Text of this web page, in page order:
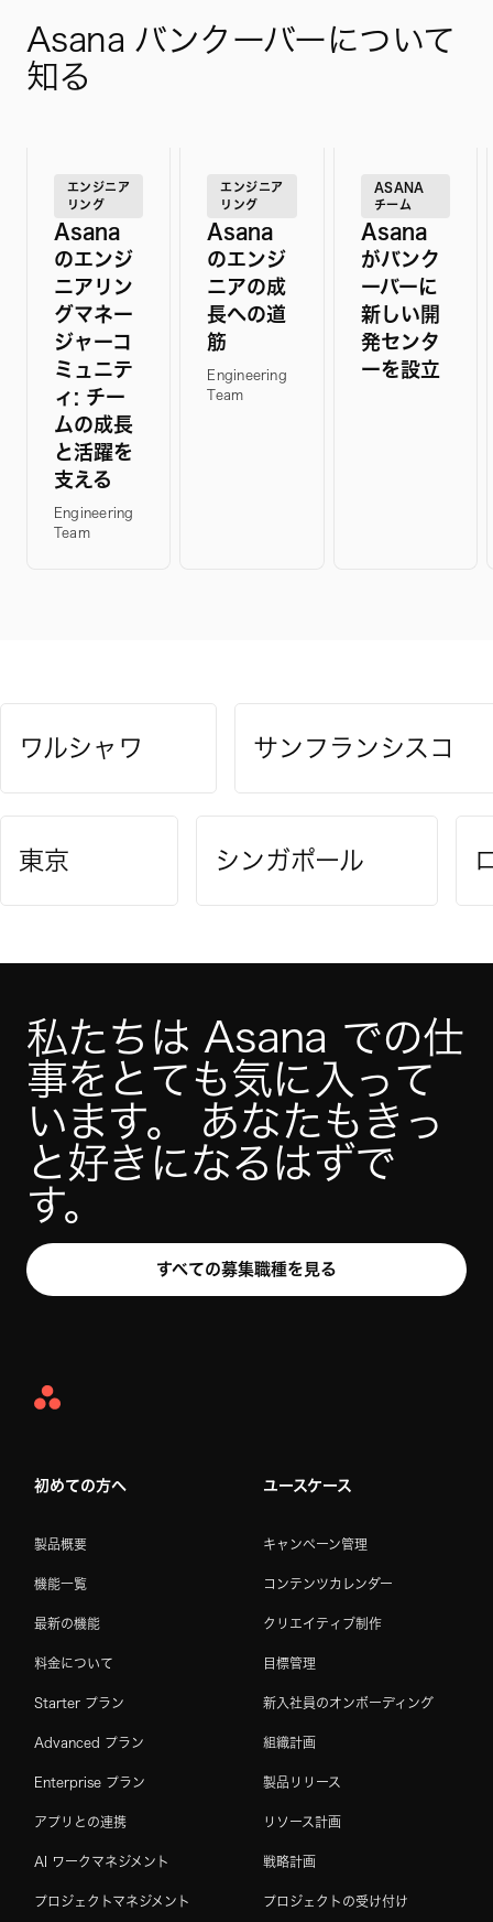
Asana バンクーバーについて
知る
エンジニア
リング
Asana
のエンジ
ニアリン
グマネー
ジャーコ
ミュニテ
ィ: チー
ムの成長
と活躍を
支える
Engineering
Team
エンジニア
リング
Asana
のエンジ
ニアの成
長への道
筋
Engineering
Team
ASANA
チーム
Asana
がバンク
ーバーに
新しい開
発センタ
ーを設立
ワルシャワ サンフランシスコ
東京 シンガポール
私たちは Asana での仕
事をとても気に入って
います。 あなたもきっ
と好きになるはずで
す。
すべての募集職種を見る
Asana
初めての方へ
製品概要
機能一覧
最新の機能
料金について
Starter プラン
Advanced プラン
Enterprise プラン
アプリとの連携
AI ワークマネジメント
プロジェクトマネジメント
ユースケース
キャンペーン管理
コンテンツカレンダー
クリエイティブ制作
目標管理
新入社員のオンボーディング
組織計画
製品リリース
リソース計画
戦略計画
プロジェクトの受け付け